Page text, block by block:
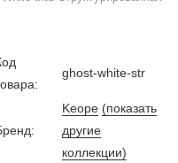
ghost-white-str
Keope (показать
другие
коллекции)